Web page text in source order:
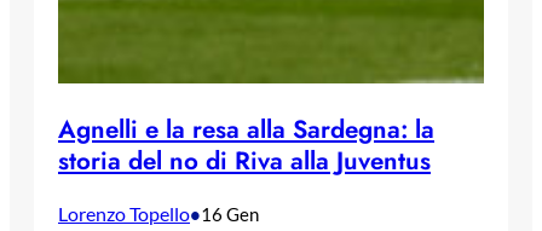
Agnelli e la resa alla Sardegna: la
storia del no di Riva alla Juventus
Lorenzo Topello•16 Gen